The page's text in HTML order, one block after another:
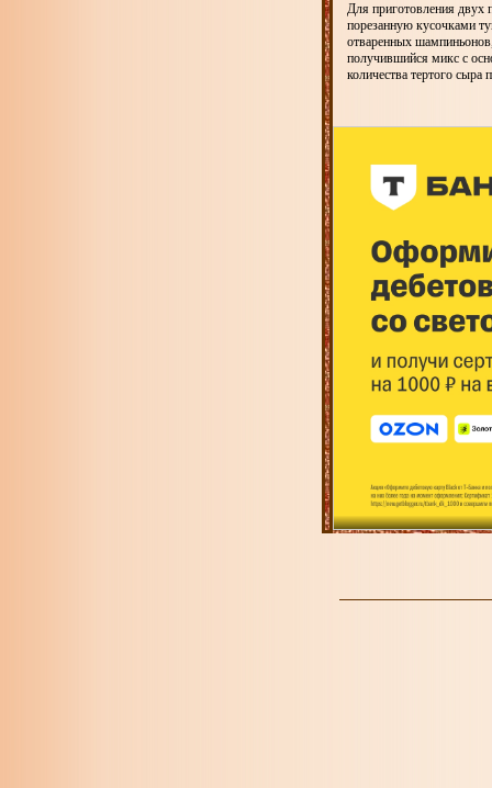
Для приготовления двух
порезанную кусочками
отваренных
получившийся микс с
количества тертого сыра